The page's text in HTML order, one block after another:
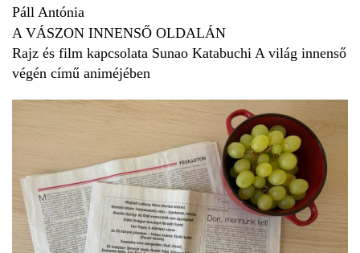
Páll Antónia
A VÁSZON INNENSŐ OLDALÁN
Rajz és film kapcsolata Sunao Katabuchi A világ innenső
végén című animéjében